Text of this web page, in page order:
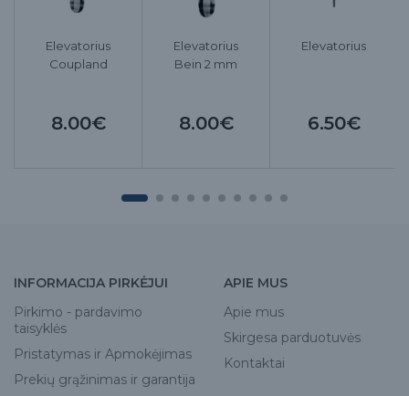
Elevatorius
Coupland
8.00€
Elevatorius
Bein 2 mm
8.00€
Elevatorius
6.50€
INFORMACIJA PIRKĖJUI
Pirkimo - pardavimo
taisyklės
Pristatymas ir Apmokėjimas
Prekių grąžinimas ir garantija
APIE MUS
Apie mus
Skirgesa parduotuvės
Kontaktai